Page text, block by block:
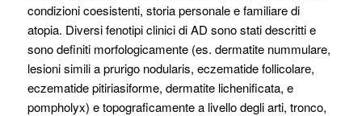
condizioni coesistenti, storia personale e familiare di
atopia. Diversi fenotipi clinici di AD sono stati descritti e
sono definiti morfologicamente (es. dermatite nummulare,
lesioni simili a prurigo nodularis, eczematide follicolare,
eczematide pitiriasiforme, dermatite lichenificata, e
pompholyx) e topograficamente a livello degli arti, tronco,